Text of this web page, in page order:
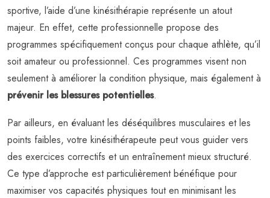
sportive, l’aide d’une kinésithérapie représente un atout
majeur. En effet, cette professionnelle propose des
programmes spécifiquement conçus pour chaque athlète, qu’il
soit amateur ou professionnel. Ces programmes visent non
seulement à améliorer la condition physique, mais également à
prévenir les blessures potentielles.
Par ailleurs, en évaluant les déséquilibres musculaires et les
points faibles, votre kinésithérapeute peut vous guider vers
des exercices correctifs et un entraînement mieux structuré.
Ce type d’approche est particulièrement bénéfique pour
maximiser vos capacités physiques tout en minimisant les